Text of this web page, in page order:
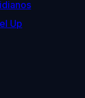
Up